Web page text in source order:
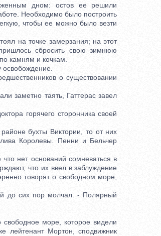
дном: остов ее решили
Необходимо было построить
чтобы ее можно было везти
на точке замерзания; на этот
сбросить свою зимнюю
камням и кочкам.
о существовании
заметно таять, Гаттерас завел
горячего сторонника своей
бухты Виктории, то от них
Королевы. Пенни и Бельчер
нет оснований сомневаться в
что их ввел в заблуждение
говорят о свободном море,
до сих пор молчал. - Полярный
море, которое видели
лейтенант Мортон, сподвижник